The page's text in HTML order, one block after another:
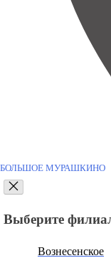
БОЛЬШОЕ МУРАШКИНО
Выберите
Вознесенское